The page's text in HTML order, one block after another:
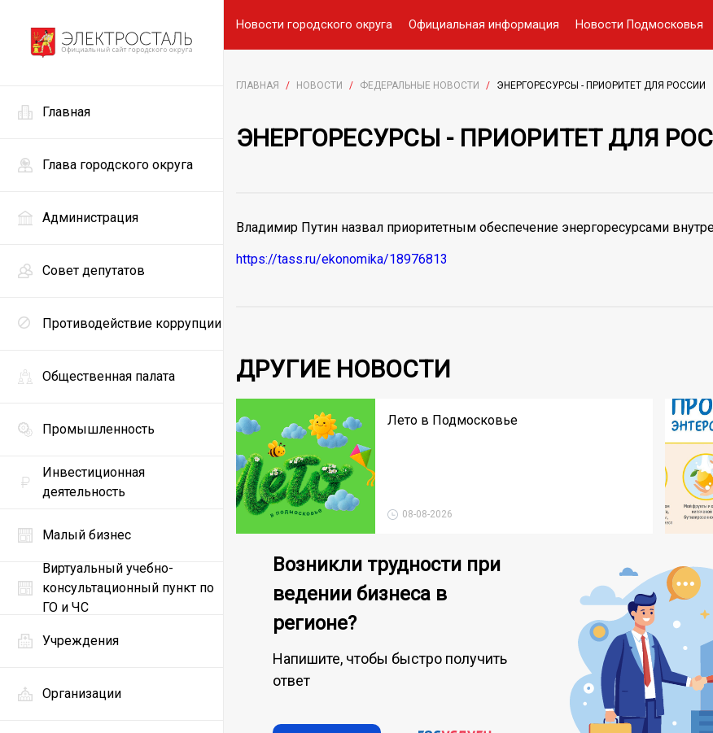
Главная
Глава городского округа
Администрация
Совет депутатов
Противодействие коррупции
Общественная палата
Промышленность
Инвестиционная
деятельность
Малый бизнес
Виртуальный учебно-
консультационный пункт по
ГО и ЧС
Учреждения
Организации
Новости городского округа Официальная информация Новости Подмосковья
ГЛАВНАЯ / НОВОСТИ / ФЕДЕРАЛЬНЫЕ НОВОСТИ / ЭНЕРГОРЕСУРСЫ - ПРИОРИТЕТ ДЛЯ РОССИИ
ЭНЕРГОРЕСУРСЫ - ПРИОРИТЕТ ДЛЯ
Владимир Путин назвал приоритетным обеспечение энергоресурсами
https://tass.ru/ekonomika/18976813
ДРУГИЕ НОВОСТИ
Лето в Подмосковье
08-08-2026
Возникли трудности при
ведении бизнеса в
регионе?
Напишите, чтобы быстро получить
ответ